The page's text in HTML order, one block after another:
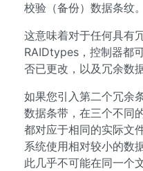
校验（备份）数据条纹。
这意味着对于任何具有
RAIDtypes，控制器都
否已更改，以及冗余数
如果您引入第二个冗余
数据条带，在三个不同
都对应于相同的实际文
系统使用相对较小的数
此几乎不可能在同一个